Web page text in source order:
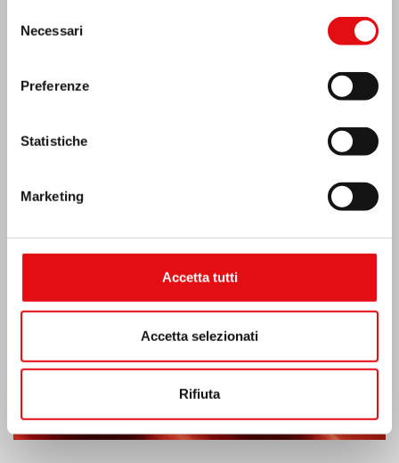
delNecessari
Preferenze
Statistiche
Marketing
Accetta tutti
Accetta selezionati
Rifiuta
Emergenza terremoto Venezuela